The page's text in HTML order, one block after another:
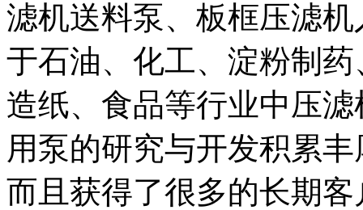
滤机送料泵、板框压滤
于石油、化工、淀粉制
造纸、食品等行业中压
用泵的研究与开发积累
而且获得了很多的长期